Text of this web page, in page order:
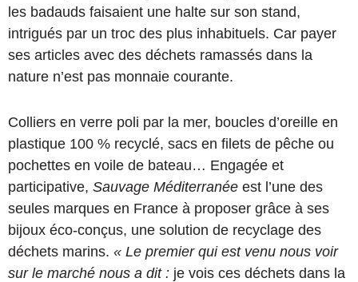
les badauds faisaient une halte sur son stand,
intrigués par un troc des plus inhabituels. Car payer
ses articles avec des déchets ramassés dans la
nature n’est pas monnaie courante.
Colliers en verre poli par la mer, boucles d’oreille en
plastique 100 % recyclé, sacs en filets de pêche ou
pochettes en voile de bateau… Engagée et
participative, Sauvage Méditerranée est l’une des
seules marques en France à proposer grâce à ses
bijoux éco-conçus, une solution de recyclage des
déchets marins. « Le premier qui est venu nous voir
sur le marché nous a dit : je vois ces déchets dans la